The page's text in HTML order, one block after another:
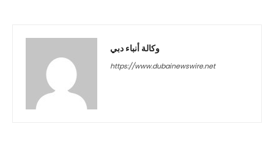
وكالة أنباء دبي
https://www.dubainewswire.net